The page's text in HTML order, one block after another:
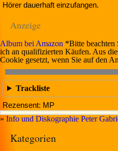
Hörer dauerhaft einzufangen.
Anzeige
Album bei Amazon *Bitte beachten
ich an qualifizierten Käufen. Aus
Cookie gesetzt, wenn Sie auf den
Trackliste
Rezensent: MP
» Info und Diskographie Peter
Kategorien